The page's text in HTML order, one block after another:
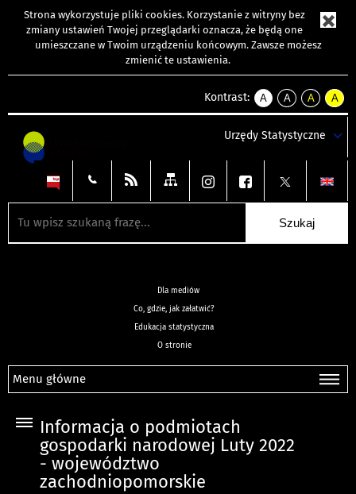
Strona wykorzystuje pliki cookies. Korzystanie z witryny bez
zmiany ustawień Twojej przeglądarki oznacza, że będą one
umieszczane w Twoim urządzeniu końcowym. Zawsze możesz
zmienić te ustawienia.
Kontrast:
A
kontrast
A
kontrast
tekst
czarnym
A
kontrast
tekst
czarnym
A
tekst
żółtym
Urzędy Statystyczne
Dla mediów
Co, gdzie, jak załatwić?
Edukacja statystyczna
O stronie
Menu główne
Informacja o podmiotach
gospodarki narodowej Luty 2022
- województwo
zachodniopomorskie